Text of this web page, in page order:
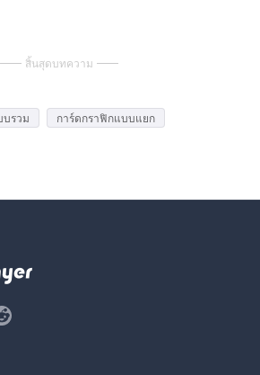
สิ้นสุดบทความ
บรวม การ์ดกราฟิกแบบแยก